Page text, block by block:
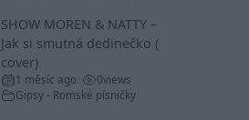
SHOW MOREN & NATTY –
Jak si smutná dedinečko (
cover)
1 měsíc ago 0views
Gipsy - Romské písničky